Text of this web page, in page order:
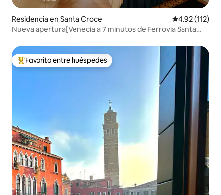
Residencia en Santa Croce Calificación
4.92 (112)
Nueva apertura[Venecia a 7 minutos de Ferrovia Santa
De los mejores en Favorito entre huéspedes
Favorito entre huéspedes